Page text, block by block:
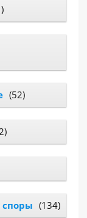
(52)
споры (134)